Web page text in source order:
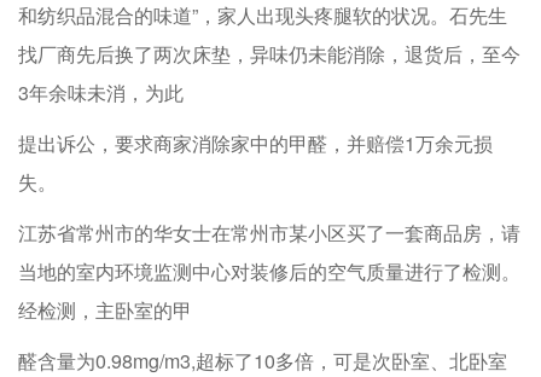
和纺织品混合的味道”，家人出现头疼腿软的状况。石先生
找厂商先后换了两次床垫，异味仍未能消除，退货后，至今
3年余味未消，为此
提出诉公，要求商家消除家中的甲醛，并赔偿1万余元损
失。
江苏省常州市的华女士在常州市某小区买了一套商品房，请
当地的室内环境监测中心对装修后的空气质量进行了检测。
经检测，主卧室的甲
醛含量为0.98mg/m3,超标了10多倍，可是次卧室、北卧室